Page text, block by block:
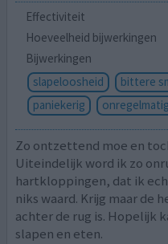
Effectiviteit
Hoeveelheid bijwerkingen
Bijwerkingen
slapeloosheid
bittere
paniekerig
Zo ontzettend moe en
Uiteindelijk word ik zo
hartkloppingen, dat ik
niks waard. Krijg maar de
achter de rug is. Hopelijk
slapen en eten.